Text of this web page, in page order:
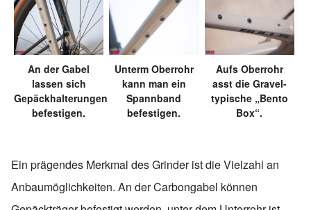
An der Gabel
lassen sich
Gepäckhalterungen
befestigen.
Unterm Oberrohr
kann man ein
Spannband
befestigen.
Aufs Oberrohr
asst die Gravel-
typische „Bento
Box“.
Ein prägendes Merkmal des Grinder ist die Vielzahl an
Anbaumöglichkeiten. An der Carbongabel können